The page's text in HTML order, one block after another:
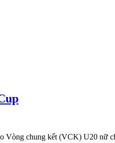
Vòng chung kết (VCK) U20 nữ